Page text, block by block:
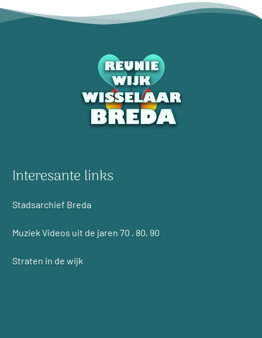
Interesante links
Stadsarchief Breda
Muziek Videos uit de jaren 70 , 80, 90
Straten in de wijk